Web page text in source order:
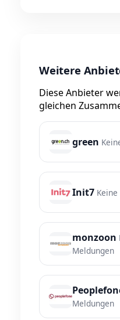
Weitere
Diese Anbieter
gleichen
green
Init7
monzoon
Meldungen
Meldungen